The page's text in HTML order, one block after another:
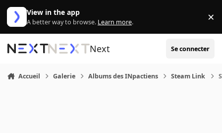
Aller au contenu
View in the app
A better way to browse. Learn more. ×
Next Se connecter
Accueil Galerie Albums des INpactiens Steam Link